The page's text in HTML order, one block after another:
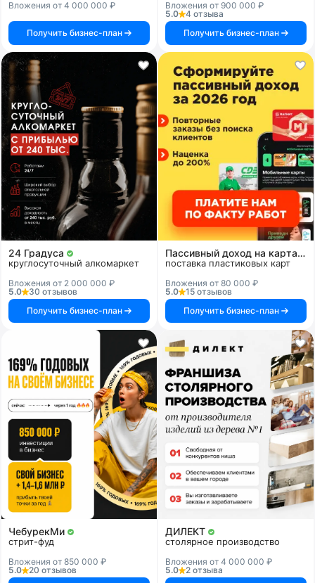
Вложения от 4 000 000 ₽
Получить бизнес-план
Вложения от 900 000 ₽
5.0
4 отзыва
Получить бизнес-план
24 Градуса
круглосуточный алкомаркет
Вложения от 2 000 000 ₽
5.0
30 отзывов
Получить бизнес-план
Пассивный доход на картах и системах
поставка пластиковых карт
Вложения от 80 000 ₽
5.0
15 отзывов
Получить бизнес-план
ЧебурекМи
стрит-фуд
Вложения от 850 000 ₽
5.0
20 отзывов
ДИЛЕКТ
столярное производство
Вложения от 4 000 000 ₽
5.0
2 отзыва